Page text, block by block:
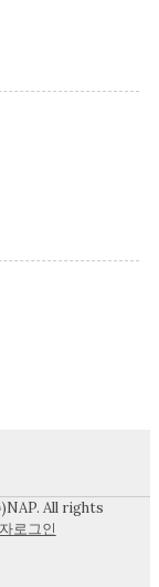
All rights
로그인